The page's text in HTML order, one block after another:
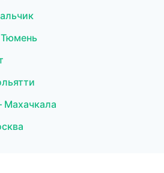
Махачкала